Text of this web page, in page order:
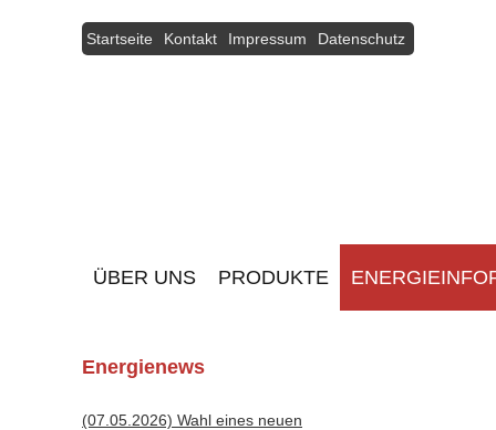
Startseite Kontakt Impressum Datenschutz
ÜBER UNS PRODUKTE
Energienews
(07.05.2026) Wahl eines neuen